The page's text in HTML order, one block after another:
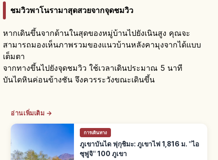
ชมวิวพาโนรามาสุดสวยจากจุดชมวิว
หากเดินขึ้นจากด้านในสุดของหมู่บ้านไปยังเนินสูง คุณจะ
สามารถมองเห็นภาพรวมของแนวบ้านหลังคามุงจากได้แบบ
เต็มตา
จากทางขึ้นไปยังจุดชมวิว ใช้เวลาเดินประมาณ 5 นาที
บันไดหินค่อนข้างชัน จึงควรระวังขณะเดินขึ้น
อ่านเพิ่มเติม →
การเดินทาง
ภูเขาบันได ฟุกุชิมะ: ภูเขาไฟ 1,816 ม. "ไอ
ซุฟูจิ" 100 ภูเขา